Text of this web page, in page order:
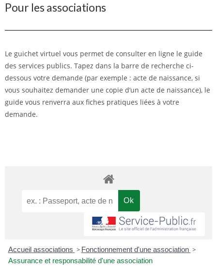
Pour les associations
Le guichet virtuel vous permet de consulter en ligne le guide
des services publics. Tapez dans la barre de recherche ci-
dessous votre demande (par exemple : acte de naissance, si
vous souhaitez demander une copie d’un acte de naissance), le
guide vous renverra aux fiches pratiques liées à votre
demande.
Accueil associations > Fonctionnement d'une association >
Assurance et responsabilité d'une association